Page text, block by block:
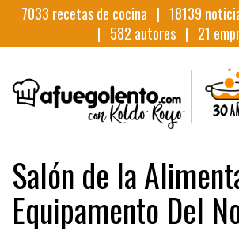
7033 recetas de cocina | 18139
| 582 autores | 21
Salón de la
Equipamento Del